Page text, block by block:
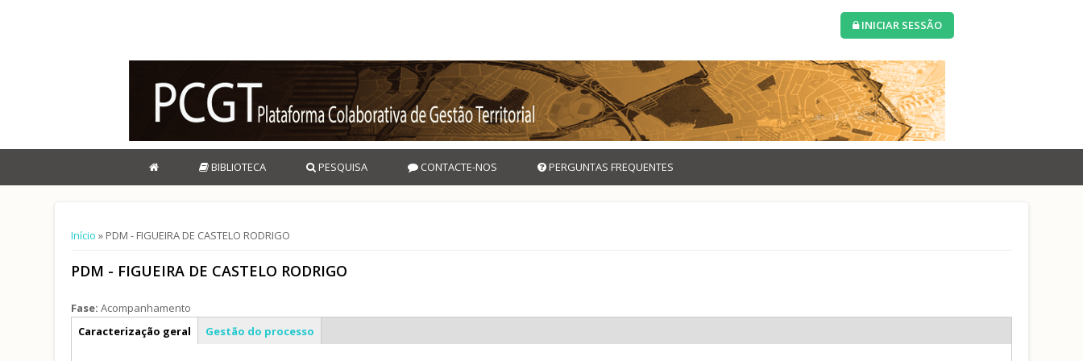
INICIAR SESSÃO
BIBLIOTECA PESQUISA CONTACTE-NOS PERGUNTAS FREQUENTES
Está aqui
Início » PDM - FIGUEIRA DE CASTELO RODRIGO
PDM - FIGUEIRA DE CASTELO RODRIGO
Fase:Acompanhamento
Info geral
Caracterização geral Gestão do processo